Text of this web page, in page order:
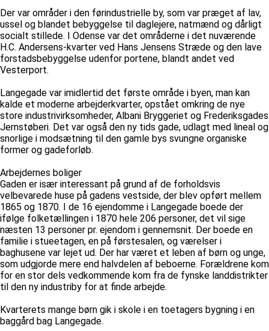
Der var områder i den førindustrielle by, som var præget af lav,
ussel og blandet bebyggelse til daglejere, natmænd og dårligt
socialt stillede. I Odense var det områderne i det nuværende
H.C. Andersens-kvarter ved Hans Jensens Stræde og den lave
forstadsbebyggelse udenfor portene, blandt andet ved
Vesterport.
Langegade var imidlertid det første område i byen, man kan
kalde et moderne arbejderkvarter, opstået omkring de nye
store industrivirksomheder, Albani Bryggeriet og Frederiksgades
Jernstøberi. Det var også den ny tids gade, udlagt med lineal og
snorlige i modsætning til den gamle bys svungne organiske
former og gadeforløb.
Arbejdernes boliger
Gaden er især interessant på grund af de forholdsvis
velbevarede huse på gadens vestside, der blev opført mellem
1865 og 1870. I de 16 ejendomme i Langegade boede der
ifølge folketællingen i 1870 hele 206 personer, det vil sige
næsten 13 personer pr. ejendom i gennemsnit. Der boede en
familie i stueetagen, en på førstesalen, og værelser i
baghusene var lejet ud. Der har været et leben af børn og unge,
som udgjorde mere end halvdelen af beboerne. Forældrene kom
for en stor dels vedkommende kom fra de fynske landdistrikter
til den ny industriby for at finde arbejde.
Kvarterets mange børn gik i skole i en toetagers bygning i en
baggård bag Langegade.